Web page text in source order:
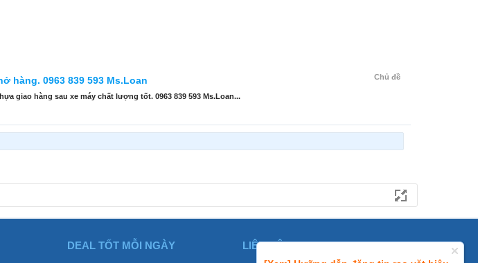
Chủ đề
hàng. 0963 839 593 Ms.Loan
giao hàng sau xe máy chất lượng tốt. 0963 839 593 Ms.Loan...
DEAL TỐT MỖI NGÀY LIÊN HỆ